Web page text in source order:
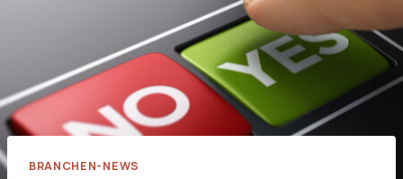
BRANCHEN-NEWS